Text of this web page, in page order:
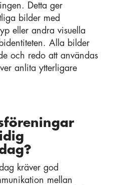
Detta ger
bilder med
eller andra visuella
Alla bilder
och redo att användas
anlita ytterligare
kräver god
mellan